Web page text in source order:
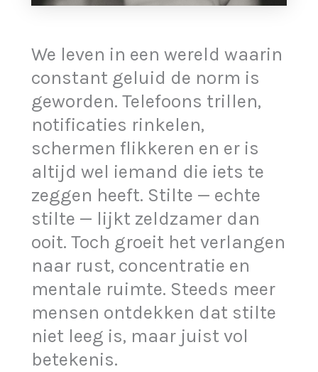
We leven in een wereld waarin
constant geluid de norm is
geworden. Telefoons trillen,
notificaties rinkelen,
schermen flikkeren en er is
altijd wel iemand die iets te
zeggen heeft. Stilte — echte
stilte — lijkt zeldzamer dan
ooit. Toch groeit het verlangen
naar rust, concentratie en
mentale ruimte. Steeds meer
mensen ontdekken dat stilte
niet leeg is, maar juist vol
betekenis.